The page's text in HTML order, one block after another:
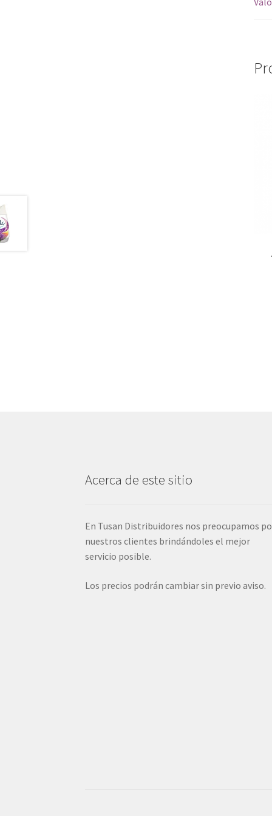
Acerca de este sitio
En Tusan Distribuidores nos preocupamos
nuestros clientes brindándoles el mejor
servicio posible.
Los precios podrán cambiar sin previo aviso.